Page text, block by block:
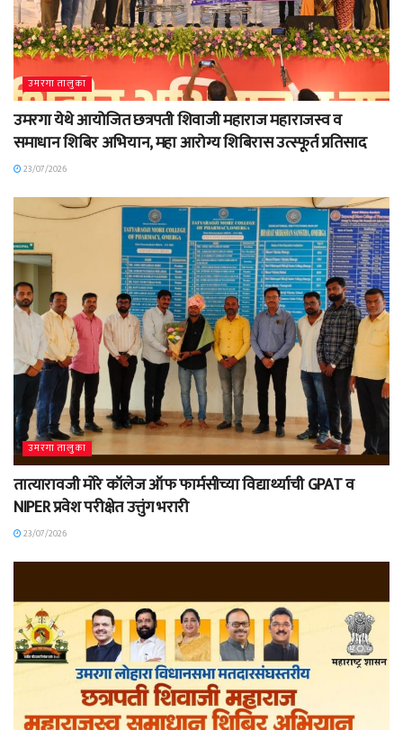
उमरगा तालुका
उमरगा येथे आयोजित छत्रपती शिवाजी महाराज महाराजस्व व
समाधान शिबिर अभियान, महा आरोग्य शिबिरास उत्स्फूर्त प्रतिसाद
23/07/2026
उमरगा तालुका
तात्यारावजी मोरे कॉलेज ऑफ फार्मसीच्या विद्यार्थ्याची GPAT व
NIPER प्रवेश परीक्षेत उत्तुंग भरारी
23/07/2026